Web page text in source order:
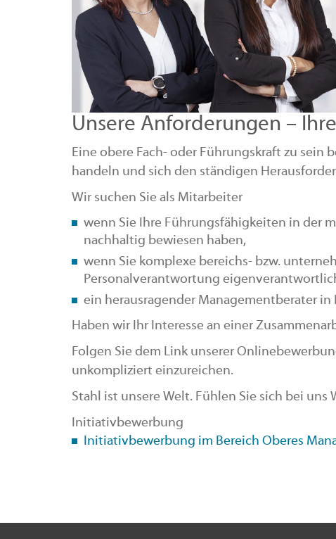
Unsere Anforderungen –
Eine obere Fach- oder Führungskraft zu
handeln und sich den ständigen
Wir suchen Sie als Mitarbeiter
wenn Sie Ihre Führungsfähigkeiten in der
nachhaltig bewiesen haben,
wenn Sie komplexe bereichs- bzw.
Personalverantwortung
ein herausragender Managementberater in
Haben wir Ihr Interesse an einer
Folgen Sie dem Link unserer
unkompliziert einzureichen.
Stahl ist unsere Welt. Fühlen Sie sich bei uns
Initiativbewerbung
Initiativbewerbung im Bereich Oberes